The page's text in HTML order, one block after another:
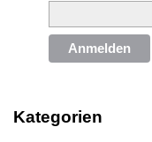
Anmelden
Kategorien